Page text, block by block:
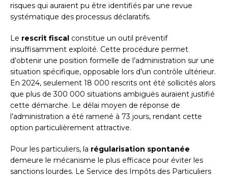
risques qui auraient pu être identifiés par une revue
systématique des processus déclaratifs.
Le rescrit fiscal constitue un outil préventif
insuffisamment exploité. Cette procédure permet
d’obtenir une position formelle de l’administration sur une
situation spécifique, opposable lors d’un contrôle ultérieur.
En 2024, seulement 18 000 rescrits ont été sollicités alors
que plus de 300 000 situations ambiguës auraient justifié
cette démarche. Le délai moyen de réponse de
l’administration a été ramené à 73 jours, rendant cette
option particulièrement attractive.
Pour les particuliers, la régularisation spontanée
demeure le mécanisme le plus efficace pour éviter les
sanctions lourdes. Le Service des Impôts des Particuliers